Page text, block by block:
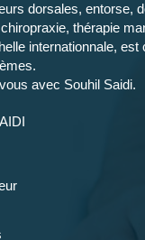
dorsales, entorse,
thérapie
internationnale, est
avec Souhil Saidi.